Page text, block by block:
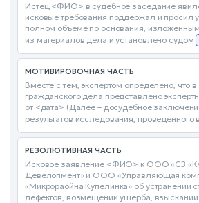
Истец <ФИО> в судебное заседание
исковые требования поддержал и просил
полном объеме по основания,
из материалов дела и установлено судом
МОТИВИРОВОЧНАЯ ЧАСТЬ
Вместе с тем, экспертом определено, что
гражданского дела представлено
от <дата> (Далее – досудебное
результатов исследования, проведенного
РЕЗОЛЮТИВНАЯ ЧАСТЬ
Исковое заявление <ФИО> к ООО «СЗ
Девелопмент» и ООО «Управляющая
«Микрораойна Купелинка» об устранении
дефектов, возмещении ущерба,